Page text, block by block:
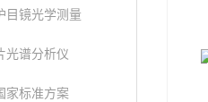
目镜光学测量
光谱分析仪
家标准方案